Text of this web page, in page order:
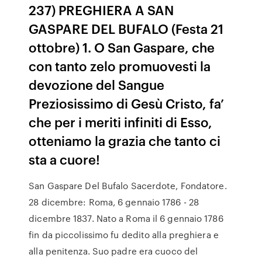
237) PREGHIERA A SAN
GASPARE DEL BUFALO (Festa 21
ottobre) 1. O San Gaspare, che
con tanto zelo promuovesti la
devozione del Sangue
Preziosissimo di Gesù Cristo, fa’
che per i meriti infiniti di Esso,
otteniamo la grazia che tanto ci
sta a cuore!
San Gaspare Del Bufalo Sacerdote, Fondatore.
28 dicembre: Roma, 6 gennaio 1786 - 28
dicembre 1837. Nato a Roma il 6 gennaio 1786
fin da piccolissimo fu dedito alla preghiera e
alla penitenza. Suo padre era cuoco del